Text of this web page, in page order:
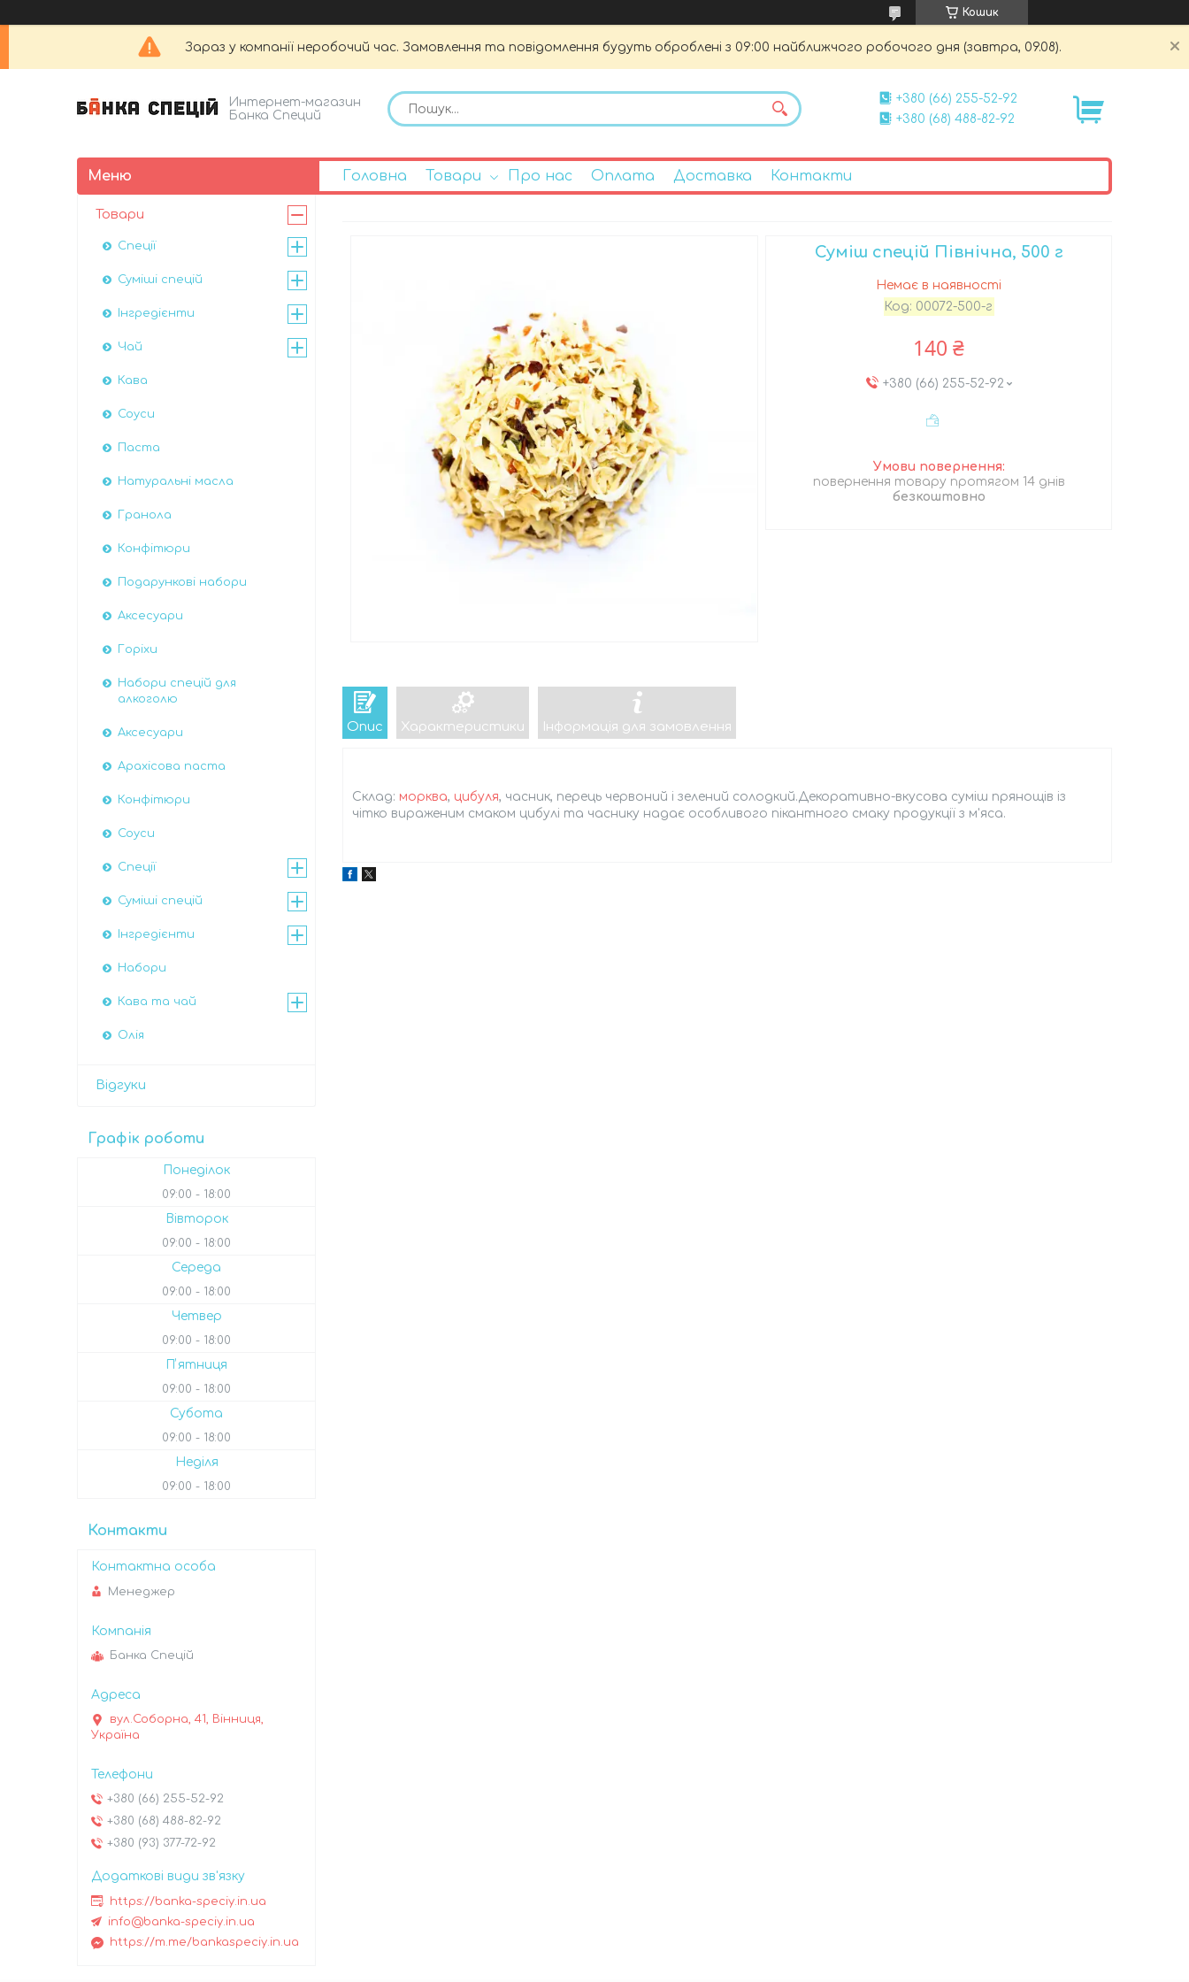
Кошик
Зараз у компанії неробочий час. Замовлення та повідомлення будуть оброблені з 09:00 найближчого робочого дня (завтра, 09.08).
Интернет-магазин
Банка Специй
+380 (66) 255-52-92
+380 (68) 488-82-92
Головна Товари Про нас Оплата Доставка Контакти
Суміш спецій Північна, 500 г
Немає в наявності
Код: 00072-500-г
140 ₴
+380 (66) 255-52-92
повернення товару протягом 14 днів
безкоштовно
Опис Характеристики Інформація для замовлення
Склад: морква, цибуля, часник, перець червоний і зелений солодкий.Декоративно-вкусова суміш прянощів із
чітко вираженим смаком цибулі та часнику надає особливого пікантного смаку продукції з м'яса.
Товари
Спеції
Суміші спецій
Інгредієнти
Чай
Кава
Соуси
Паста
Натуральні масла
Гранола
Конфітюри
Подарункові набори
Аксесуари
Горіхи
Набори спецій для
алкоголю
Аксесуари
Арахісова паста
Конфітюри
Соуси
Спеції
Суміші спецій
Інгредієнти
Набори
Кава та чай
Олія
Відгуки
Графік роботи
Понеділок
09:00 18:00
Вівторок
09:00 18:00
Середа
09:00 18:00
Четвер
09:00 18:00
Пʼятниця
09:00 18:00
Субота
09:00 18:00
Неділя
09:00 18:00
Контакти
Менеджер
Банка Спецій
вул.Соборна, 41, Вінниця,
Україна
+380 (66) 255-52-92
+380 (68) 488-82-92
+380 (93) 377-72-92
https://banka-speciy.in.ua
info@banka-speciy.in.ua
https://m.me/bankaspeciy.in.ua